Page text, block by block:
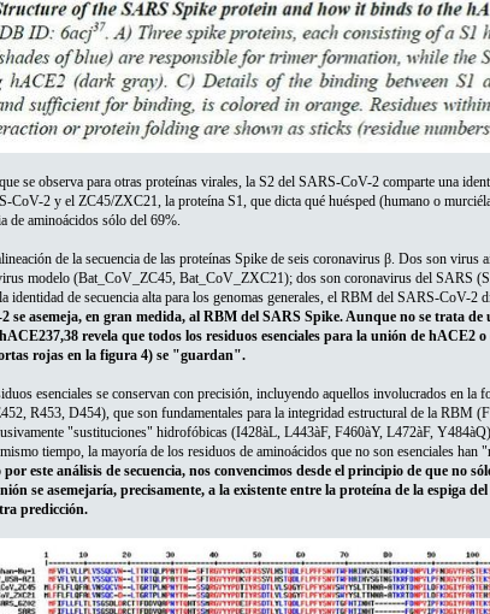
se observa para otras proteínas virales, la S2 del SARS-CoV-2 comparte una
CoV-2 y el ZC45/ZXC21, la proteína S1, que dicta qué huésped (humano o
de aminoácidos sólo del 69%.
de la secuencia de las proteínas Spike de seis coronavirus β. Dos son
modelo (Bat_CoV_ZC45, Bat_CoV_ZXC21); dos son coronavirus del SARS
identidad de secuencia alta para los genomas generales, el RBM del SARS-CoV-
se asemeja, en gran medida, al RBM del SARS Spike. Aunque no se trata
revela que todos los residuos esenciales para la unión de hACE2
rojas en la figura 4) se "guardan".
esenciales se conservan con precisión, incluyendo aquellos involucrados en
R453, D454), que son fundamentales para la integridad estructural de la RBM
"sustituciones" hidrofóbicas (I428àL, L443àF, F460àY, L472àF,
tiempo, la mayoría de los residuos de aminoácidos que no son esenciales
por este análisis de secuencia, nos convencimos desde el principio de que no
se asemejaría, precisamente, a la existente entre la proteína de la espiga
predicción.